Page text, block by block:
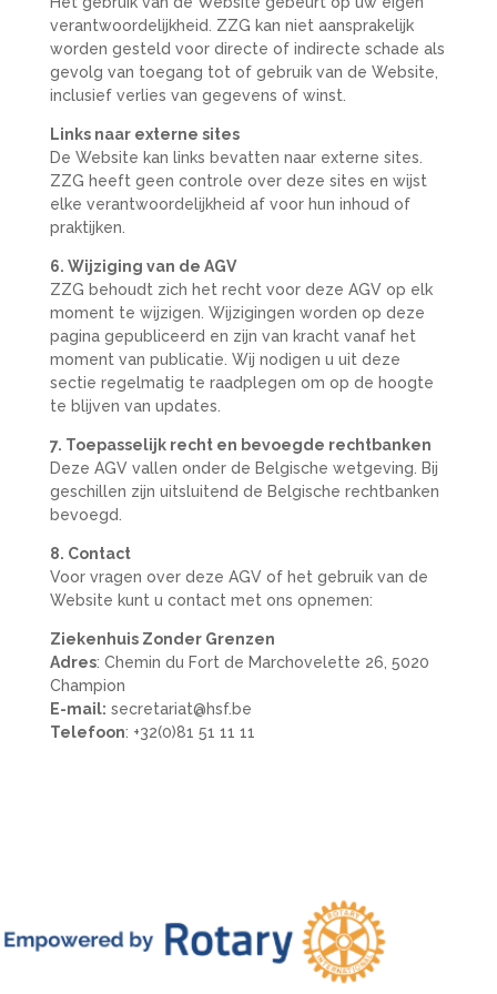
verantwoordelijkheid. ZZG kan niet aansprakelijk
worden gesteld voor directe of indirecte schade als
gevolg van toegang tot of gebruik van de Website,
inclusief verlies van gegevens of winst.
Links naar externe sites
De Website kan links bevatten naar externe sites.
ZZG heeft geen controle over deze sites en wijst
elke verantwoordelijkheid af voor hun inhoud of
praktijken.
6. Wijziging van de AGV
ZZG behoudt zich het recht voor deze AGV op elk
moment te wijzigen. Wijzigingen worden op deze
pagina gepubliceerd en zijn van kracht vanaf het
moment van publicatie. Wij nodigen u uit deze
sectie regelmatig te raadplegen om op de hoogte
te blijven van updates.
7. Toepasselijk recht en bevoegde rechtbanken
Deze AGV vallen onder de Belgische wetgeving. Bij
geschillen zijn uitsluitend de Belgische rechtbanken
bevoegd.
8. Contact
Voor vragen over deze AGV of het gebruik van de
Website kunt u contact met ons opnemen:
Ziekenhuis Zonder Grenzen
Adres: Chemin du Fort de Marchovelette 26, 5020
Champion
E-mail: secretariat@hsf.be
Telefoon: +32(0)81 51 11 11